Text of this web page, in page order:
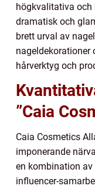
högkvalitativa och
dramatisk och
brett urval av
nageldekorationer
hårverktyg och
”Caia
Caia Cosmetics
imponerande
en kombination
influencer-